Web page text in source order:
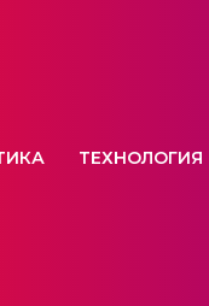
ТЕХНОЛОГИЯ